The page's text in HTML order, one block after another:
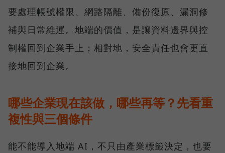
要處理帳號權限、網路隔離、備份復原、漏洞修
補與日常維運。地端的價值，是讓資料邊界與控
制權回到企業手上；相對地，安全責任也會更直
接地回到企業。
哪些企業現在該做，哪些再等？先看重
複性與三個條件
能不能導入地端 AI，不只由產業標籤決定，也要